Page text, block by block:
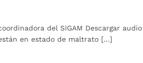
del SIGAM Descargar
en estado de maltrato […]